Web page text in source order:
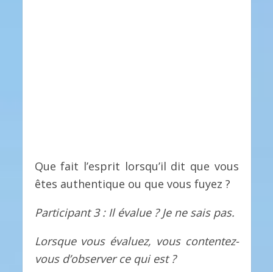
Que fait l’esprit lorsqu’il dit que vous
êtes authentique ou que vous fuyez ?
Participant 3 : Il évalue ? Je ne sais pas.
Lorsque vous évaluez, vous contentez-
vous d’observer ce qui est ?